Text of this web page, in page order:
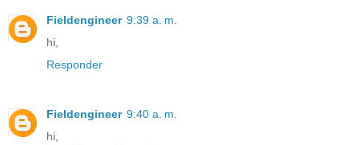
Fieldengineer 9:39 a. m.
hi,
Responder
Fieldengineer 9:40 a. m.
hi,